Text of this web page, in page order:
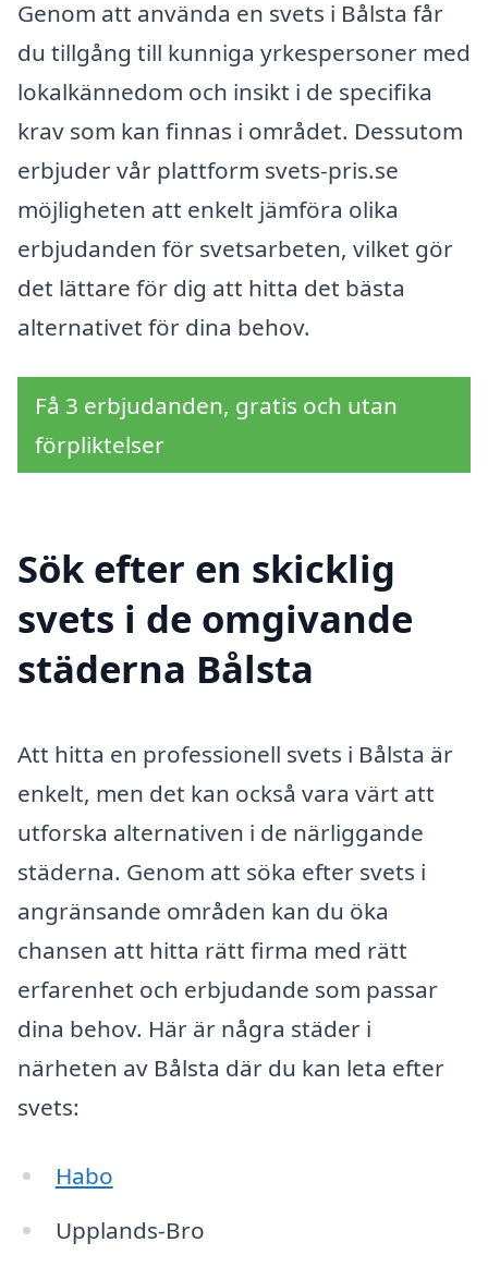
Genom att använda en svets i Bålsta får
du tillgång till kunniga yrkespersoner med
lokalkännedom och insikt i de specifika
krav som kan finnas i området. Dessutom
erbjuder vår plattform svets-pris.se
möjligheten att enkelt jämföra olika
erbjudanden för svetsarbeten, vilket gör
det lättare för dig att hitta det bästa
alternativet för dina behov.
Få 3 erbjudanden, gratis och utan
förpliktelser
Sök efter en skicklig
svets i de omgivande
städerna Bålsta
Att hitta en professionell svets i Bålsta är
enkelt, men det kan också vara värt att
utforska alternativen i de närliggande
städerna. Genom att söka efter svets i
angränsande områden kan du öka
chansen att hitta rätt firma med rätt
erfarenhet och erbjudande som passar
dina behov. Här är några städer i
närheten av Bålsta där du kan leta efter
svets:
Habo
Upplands-Bro